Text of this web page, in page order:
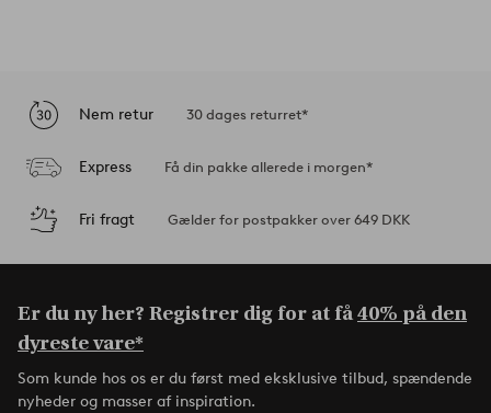
Nem retur 30 dages returret*
Express Få din pakke allerede i morgen*
Fri fragt Gælder for postpakker over 649 DKK
Er du ny her? Registrer dig for at få40% på den
dyreste vare*
Som kunde hos os er du først med eksklusive tilbud, spændende
nyheder og masser af inspiration.